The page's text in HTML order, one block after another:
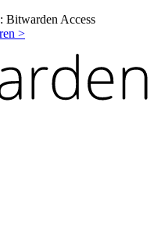
Bitwarden Access
>